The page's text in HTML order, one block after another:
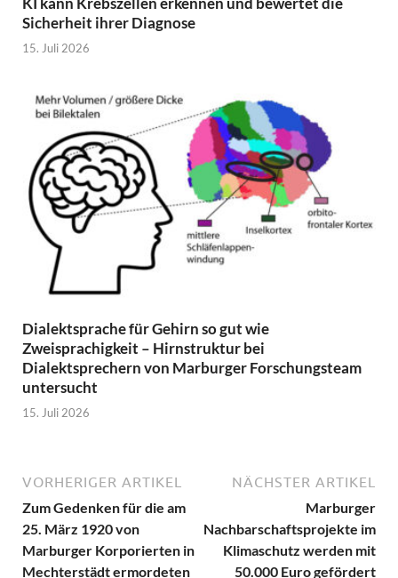
Sicherheit ihrer Diagnose
15. Juli 2026
Dialektsprache für Gehirn so gut wie
Zweisprachigkeit – Hirnstruktur bei
Dialektsprechern von Marburger Forschungsteam
untersucht
15. Juli 2026
VORHERIGER ARTIKEL
Zum Gedenken für die am
25. März 1920 von
Marburger Korporierten in
Mechterstädt ermordeten
NÄCHSTER ARTIKEL
Marburger
Nachbarschaftsprojekte im
Klimaschutz werden mit
50.000 Euro gefördert